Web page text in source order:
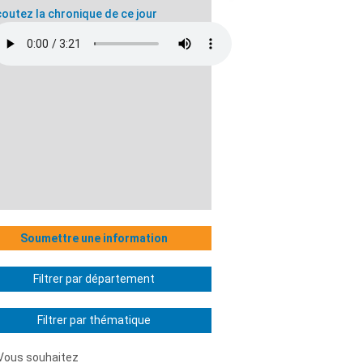
la chronique de ce jour
Soumettre une information
Filtrer par département
Filtrer par thématique
souhaitez